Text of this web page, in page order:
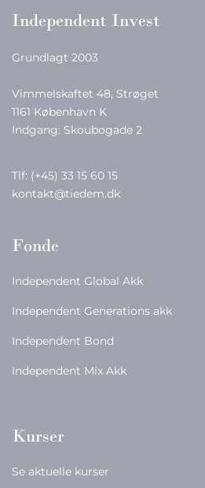
Independent Invest
Grundlagt 2003
Vimmelskaftet 48, Strøget
1161 København K
Indgang: Skoubogade 2
Tlf: (+45) 33 15 60 15
kontakt@tiedem.dk
Fonde
Independent Global Akk
Independent Generations akk
Independent Bond
Independent Mix Akk
Kurser
Se aktuelle kurser